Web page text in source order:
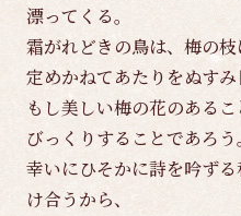
漂ってくる。
霜がれどきの鳥は、梅の枝
定めかねてあたりをぬすみ
もし美しい梅の花のある
びっくりすることであろう。
幸いにひそかに詩を吟ず
け合うから、